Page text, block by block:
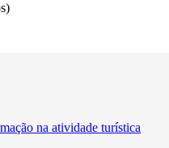
na atividade turística